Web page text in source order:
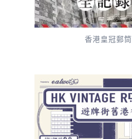
香港皇冠郵筒